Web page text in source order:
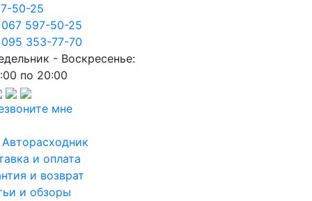
50-25
597-50-25
353-77-70
- Воскресенье:
по 20:00
мне
и оплата
и возврат
и обзоры